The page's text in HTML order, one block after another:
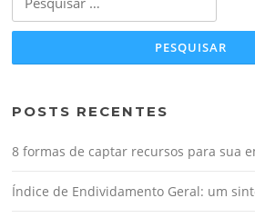
por:
POSTS RECENTES
8 formas de captar recursos para sua
Índice de Endividamento Geral: um